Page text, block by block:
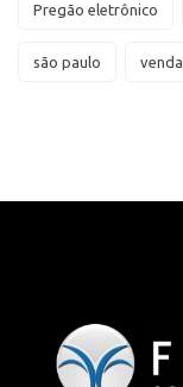
Pregão eletrônico
são paulo